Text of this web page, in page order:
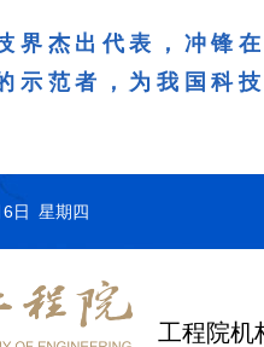
界杰出代表，冲锋
示范者，为我国科
6日 星期四
工程院机